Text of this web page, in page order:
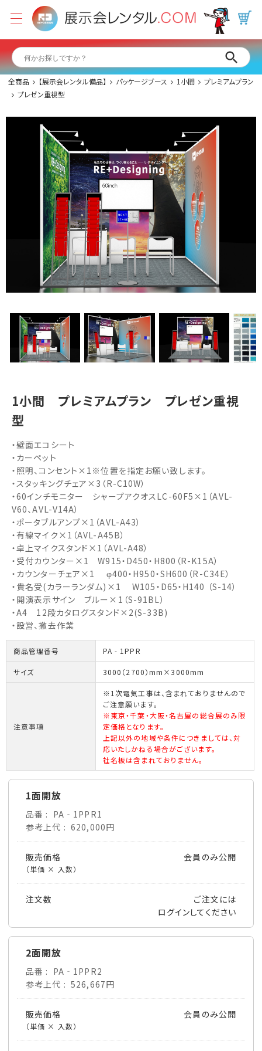
全商品 【展示会レンタル備品】 パッケージブース 1小間
プレミアムプラン
プレゼン重視型
1小間 プレミアムプラン プレゼン重視
型
・壁面エコシート
・カーペット
・照明、コンセント×1※位置を指定お願い致します。
・スタッキングチェア×3（R-C10W）
・60インチモニター シャープアクオスLC-60F5×1（AVL-
V60、AVL-V14A）
・ポータブルアンプ×1（AVL-A43）
・有線マイク×1（AVL-A45B）
・卓上マイクスタンド×1（AVL-A48）
・受付カウンター×1 W915・D450・H800（R-K15A）
・カウンターチェア×1 φ400・H950・SH600（R-C34E）
・貴名受(カラーランダム)×1 W105・D65・H140 （S-14）
・開演表示サイン ブルー×1（S-91BL）
・A4 12段カタログスタンド×2(S-33B)
・設営、撤去作業
商品管理番号 PA‐1PPR
サイズ 3000（2700）mm×3000mm
注意事項
※1次電気工事は、含まれておりませんので
ご注意願います。
※東京・千葉・大阪・名古屋の総合展のみ限
定価格となります。
上記以外の地域や条件につきましては、対
応いたしかねる場合がございます。
社名板は含まれておりません。
1面開放
品番
PA‐1PPR1
参考上代
620,000円
販売価格
（単価 × 入数）
会員のみ公開
注文数
ご注文には
ログインしてください
2面開放
品番
PA‐1PPR2
参考上代
526,667円
販売価格
（単価 × 入数）
会員のみ公開